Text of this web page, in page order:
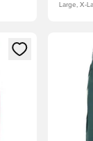
Large, X-
ή να